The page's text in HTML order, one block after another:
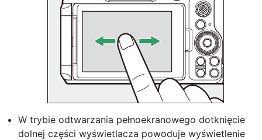
W trybie odtwarzania pełnoekranowego dotknięcie
dolnej części wyświetlacza powoduje wyświetlenie